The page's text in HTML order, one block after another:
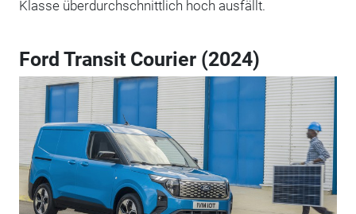
Klasse überdurchschnittlich hoch ausfällt.
Ford Transit Courier (2024)